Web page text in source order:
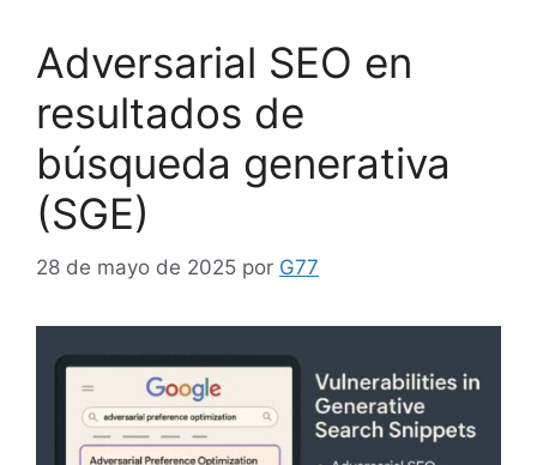
Adversarial SEO en
resultados de
búsqueda generativa
(SGE)
28 de mayo de 2025 por G77